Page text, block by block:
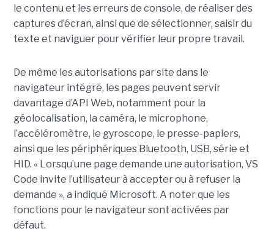
le contenu et les erreurs de console, de réaliser des
captures d’écran, ainsi que de sélectionner, saisir du
texte et naviguer pour vérifier leur propre travail.
De même les autorisations par site dans le
navigateur intégré, les pages peuvent servir
davantage d’API Web, notamment pour la
géolocalisation, la caméra, le microphone,
l’accéléromètre, le gyroscope, le presse-papiers,
ainsi que les périphériques Bluetooth, USB, série et
HID. « Lorsqu’une page demande une autorisation, VS
Code invite l’utilisateur à accepter ou à refuser la
demande », a indiqué Microsoft. A noter que les
fonctions pour le navigateur sont activées par
défaut.